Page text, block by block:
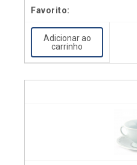
Adicionar ao
carrinho